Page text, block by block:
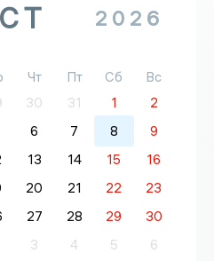
2026
Чт Пт Сб
Вс
30 31 1
2
6 7 8
9
13 14 15
16
20 21 22
23
27 28 29
30
3 4 5 6